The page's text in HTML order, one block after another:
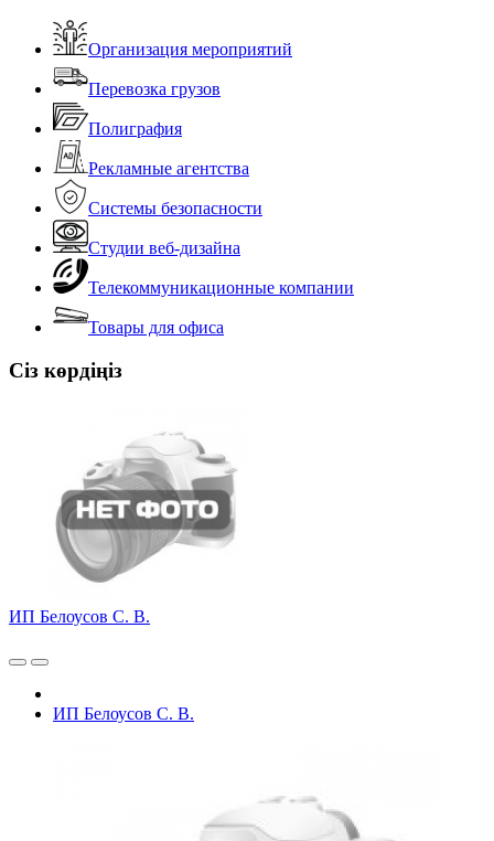
Организация мероприятий
Перевозка грузов
Полиграфия
Рекламные агентства
Системы безопасности
Студии веб-дизайна
Телекоммуникационные компании
Товары для офиса
Сіз көрдіңіз
ИП Белоусов С. В.
ИП Белоусов С. В.